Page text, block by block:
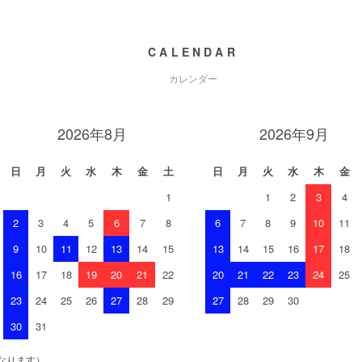
CALENDAR
カレンダー
2026年8月
日 月 火 水 木 金
土
1
2
3 4 5 6 7
8
9
10 11 12 13 14
15
16
17 18 19 20 21
22
23
24 25 26 27 28
29
30
31
2026年9月
日 月 火 水 木 金
1
2 3 4
6
7 8 9 10 11
13
14 15 16 17 18
20
21 22 23 24 25
27
28 29 30
ます）